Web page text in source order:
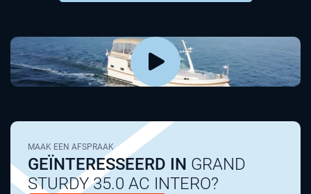
MAAK EEN AFSPRAAK
GEÏNTERESSEERD IN GRAND
STURDY 35.0 AC INTERO?